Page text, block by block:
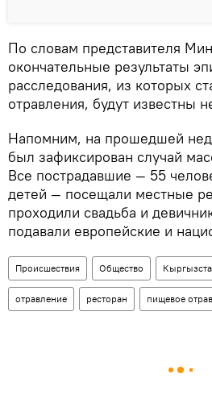
По словам представителя
окончательные результаты
расследования, из которых
отравления, будут известны
Напомним, на прошедшей
был зафиксирован случай
Все пострадавшие — 55
детей — посещали местные
проходили свадьба и
подавали европейские и
Происшествия Общество
отравление ресторан пищевое